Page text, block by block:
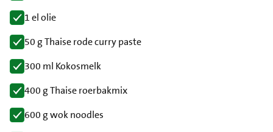
1 el olie
50 g Thaise rode curry paste
300 ml Kokosmelk
400 g Thaise roerbakmix
600 g wok noodles